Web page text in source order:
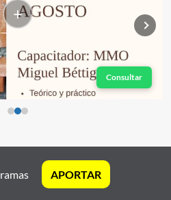
+
Consultar
APORTAR